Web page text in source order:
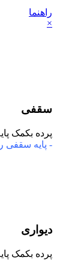
راهنما
سقفی
پرده بکمک
- پایه سقفی
دیواری
پرده بکمک